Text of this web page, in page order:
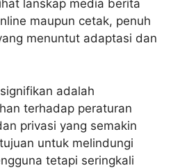
lanskap media berita
maupun cetak, penuh
menuntut adaptasi dan
adalah
terhadap peraturan
privasi yang semakin
untuk melindungi
tetapi seringkali